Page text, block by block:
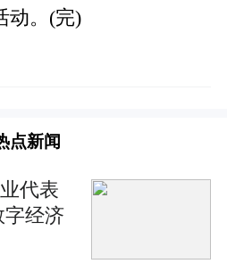
动。(完)
点新闻
代表
字经济